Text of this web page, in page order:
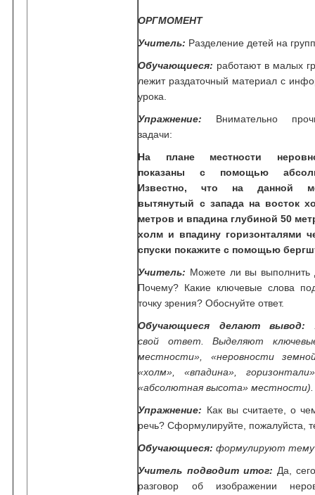
ОРГМОМЕНТ
Учитель: Разделение детей на
Обучающиеся: работают в малых
лежит раздаточный материал с
урока.
Упражнение: Внимательно
задачи:
На плане местности
показаны с помощью
Известно, что на данной
вытянутый с запада на восток
метров и впадина глубиной 50
холм и впадину горизонталями
спуски покажите с помощью
Учитель: Можете ли вы выполнить
Почему? Какие ключевые слова
точку зрения? Обоснуйте ответ.
Обучающиеся делают вывод:
свой ответ. Выделяют
местности», «неровности
«холм», «впадина»,
«абсолютная высота» местности).
Упражнение: Как вы считаете, о
речь? Сформулируйте, пожалуйста,
Обучающиеся:формулируют тему
Учитель подводит итог: Да,
разговор об изображении